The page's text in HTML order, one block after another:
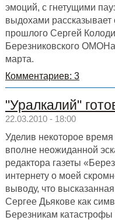
эмоций, с гнетущими
выдохами рассказывает
прошлого Сергей
Березниковского
марта.
Комментариев: 3
"Уралкалий"
22.03.2010 - 18:00
Уделив некоторое
вполне неожиданной
редактора газеты
интернету о моей
выводу, что
Сергее Дьякове как
Березникам катастрофы